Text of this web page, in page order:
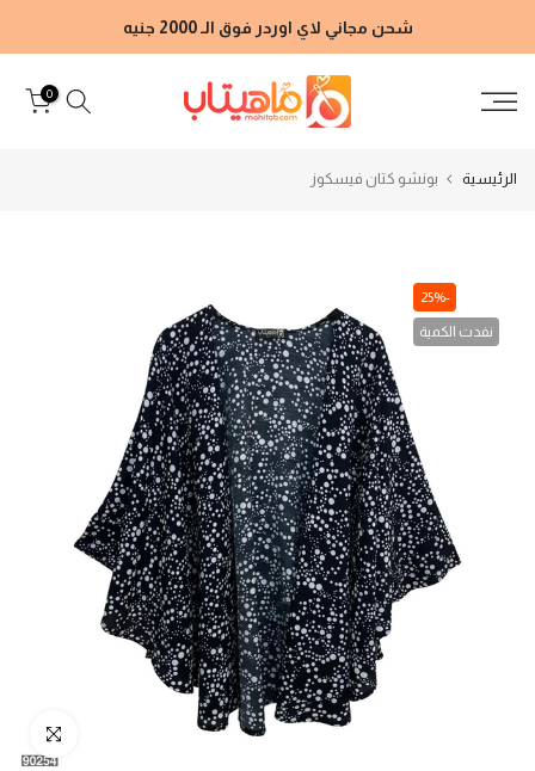
إلى
شحن مجاني لاي اوردر فوق الـ 2000 جنيه
0
الرئيسية بونشو كتان فيسكوز
-25%
نفدت الكمية
انقر للتكبير